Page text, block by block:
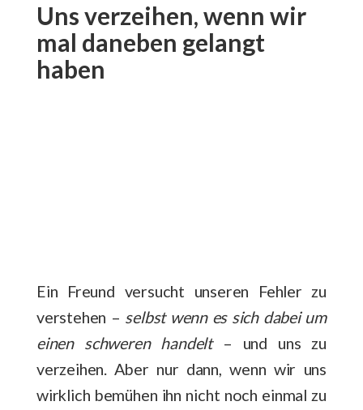
Uns verzeihen, wenn wir
mal daneben gelangt
haben
Ein Freund versucht unseren Fehler zu
verstehen – selbst wenn es sich dabei um
einen schweren handelt– und uns zu
verzeihen. Aber nur dann, wenn wir uns
wirklich bemühen ihn nicht noch einmal zu